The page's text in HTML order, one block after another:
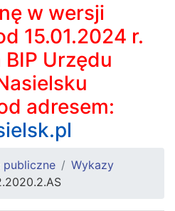
w wersji
15.01.2024 r.
BIP Urzędu
adresem:
publiczne
Wykazy